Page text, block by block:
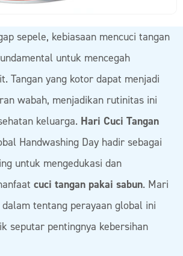
sepele, kebiasaan mencuci tangan
untuk mencegah
Tangan yang kotor dapat menjadi
wabah, menjadikan rutinitas ini
keluarga. Hari Cuci Tangan
Handwashing Day hadir sebagai
untuk mengedukasi dan
cuci tangan pakai sabun. Mari
tentang perayaan global ini
seputar pentingnya kebersihan